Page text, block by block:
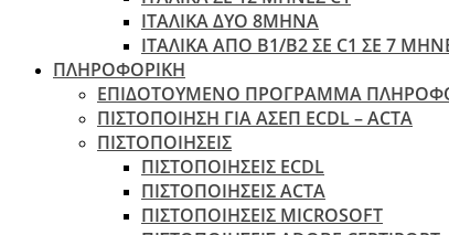
ΙΤΑΛΙΚΑ ΔΥΟ 8ΜΗΝΑ
ΙΤΑΛΙΚΑ ΑΠΌ B1/B2 ΣΕ C1 ΣΕ 7
ΠΛΗΡΟΦΟΡΙΚΗ
ΕΠΙΔΟΤΟΥΜΕΝΟ ΠΡΟΓΡΑΜΜΑ
ΠIΣΤΟΠΟΙΗΣΗ ΓΙΑ ΑΣΕΠ ECDL – ACTA
ΠΙΣΤΟΠΟΙΗΣΕΙΣ
ΠΙΣΤΟΠΟΙΗΣΕΙΣ ECDL
ΠΙΣΤΟΠΟΙΗΣΕΙΣ ACTA
ΠΙΣΤΟΠΟΙΗΣΕΙΣ MICROSOFT